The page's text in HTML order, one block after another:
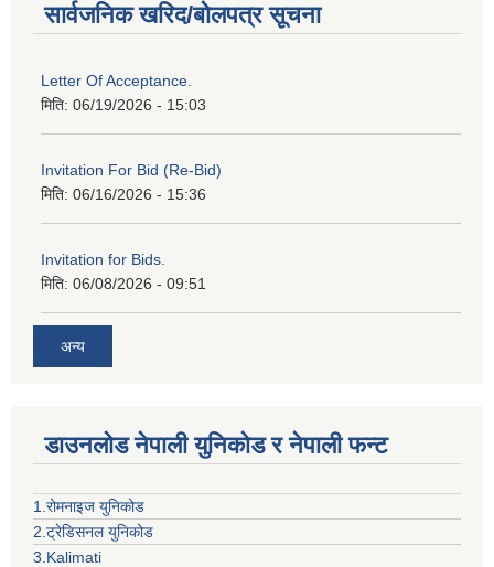
सार्वजनिक खरिद/बोलपत्र सूचना
Letter Of Acceptance.
मिति: 06/19/2026 - 15:03
Invitation For Bid (Re-Bid)
मिति: 06/16/2026 - 15:36
Invitation for Bids.
मिति: 06/08/2026 - 09:51
अन्य
डाउनलोड नेपाली युनिकोड र नेपाली फन्ट
1.रोमनाइज युनिकोड
2.ट्रेडिसनल युनिकोड
3.Kalimati